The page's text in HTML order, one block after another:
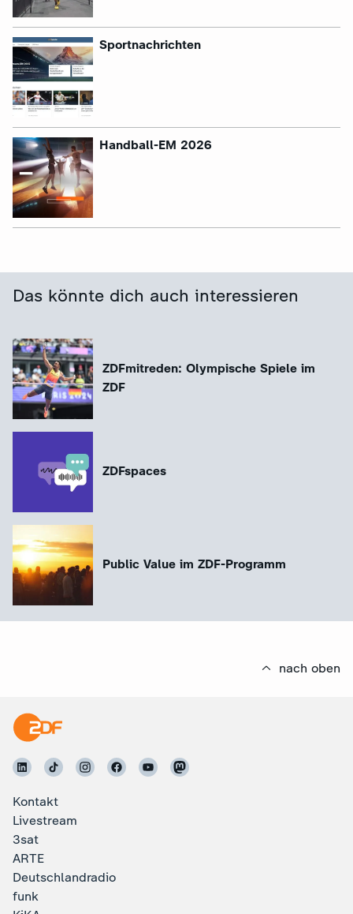
Sportnachrichten
Handball-EM 2026
Das könnte dich auch interessieren
ZDFmitreden: Olympische Spiele im
ZDF
ZDFspaces
Public Value im ZDF-Programm
nach oben
Kontakt
Livestream
3sat
ARTE
Deutschlandradio
funk